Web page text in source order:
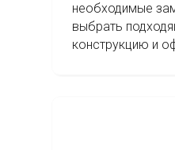
необходимые
выбрать
конструкцию и